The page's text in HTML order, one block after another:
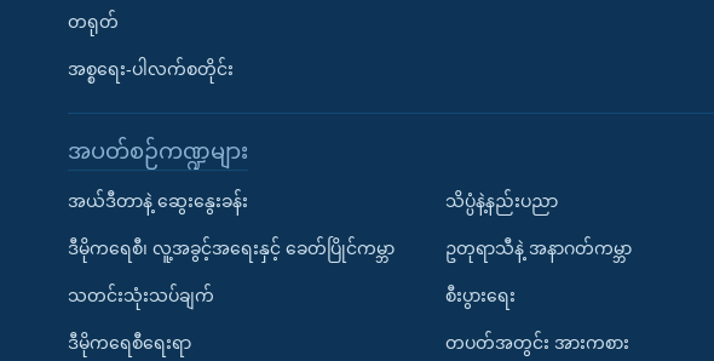
တရုတ်
အစ္စရေး-ပါလက်စတိုင်း
အပတ်စဉ်ကဏ္ဍများ
အယ်ဒီတာနဲ့ ဆွေးနွေးခန်း
ဒီမိုကရေစီ၊ လူ့အခွင့်အရေးနှင့် ခေတ်ပြိုင်ကမ္ဘာ
သတင်းသုံးသပ်ချက်
ဒီမိုကရေစီရေးရာ
သိပ္ပံနဲ့နည်းပညာ
ဥတုရာသီနဲ့ အနာဂတ်ကမ္ဘာ
စီးပွားရေး
တပတ်အတွင်း အားကစား